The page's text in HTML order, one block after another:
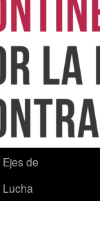
Ejes de
Lucha